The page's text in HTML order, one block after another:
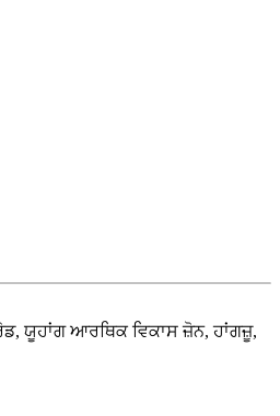
ਯੂਹਾਂਗ ਆਰਥਿਕ ਵਿਕਾਸ ਜ਼ੋਨ, ਹਾਂਗਜ਼ੂ,